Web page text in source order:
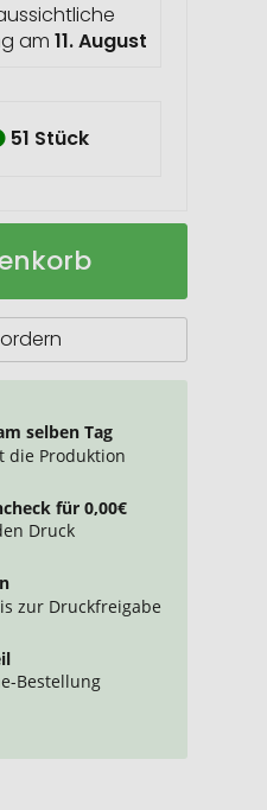
am 11. August
51 Stück
selben Tag
die Produktion
für 0,00€
Druck
zur Druckfreigabe
Bestellung